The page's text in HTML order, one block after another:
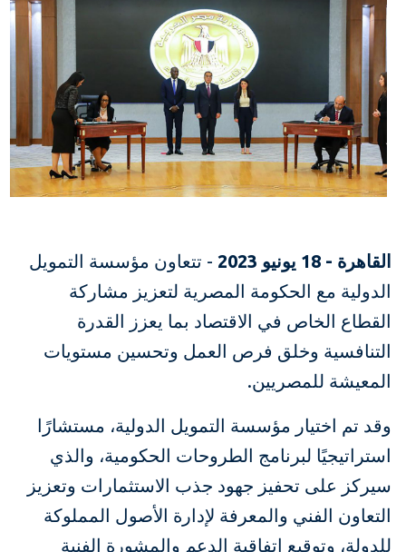
القاهرة - 18 يونيو 2023
- تتعاون مؤسسة التمويل
الدولية مع الحكومة المصرية لتعزيز مشاركة
القطاع الخاص في الاقتصاد بما يعزز القدرة
التنافسية وخلق فرص العمل وتحسين مستويات
المعيشة للمصريين.
وقد تم اختيار مؤسسة التمويل الدولية، مستشارًا
استراتيجيًا لبرنامج الطروحات الحكومية، والذي
سيركز على تحفيز جهود جذب الاستثمارات وتعزيز
التعاون الفني والمعرفة لإدارة الأصول المملوكة
للدولة، وتوقيع اتفاقية الدعم والمشورة الفنية